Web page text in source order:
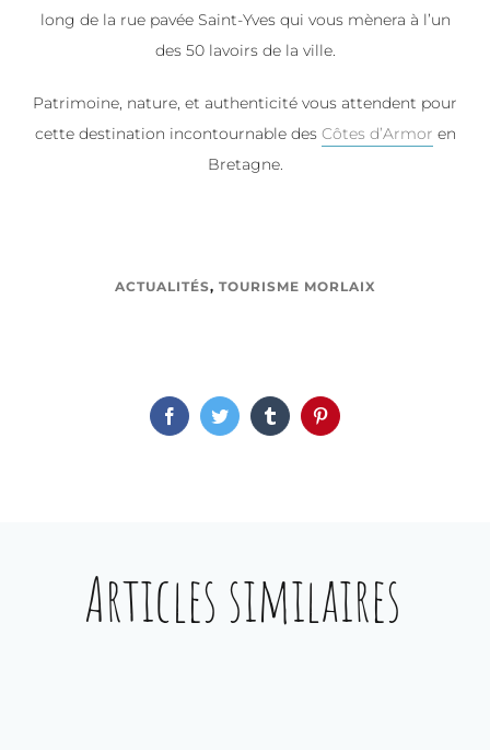
long de la rue pavée Saint-Yves qui vous mènera à l’un
des 50 lavoirs de la ville.
Patrimoine, nature, et authenticité vous attendent pour
cette destination incontournable des Côtes d’Armor en
Bretagne.
ACTUALITÉS, TOURISME MORLAIX
FacebookTwitterTumblrPinterest
Articles similaires